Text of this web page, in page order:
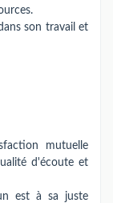
son travail et
mutuelle
d'écoute et
est à sa juste